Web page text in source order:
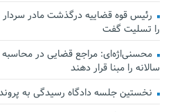
رئیس قوه قضاییه درگذشت مادر سردار
را تسلیت گفت
محسنی‌اژه‌ای: مراجع قضایی در
سالانه را مبنا قرار دهند
نخستین جلسه دادگاه رسیدگی به